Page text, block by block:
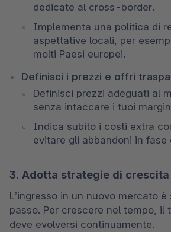
dedicate al cross-border.
Implementa una politica di
aspettative locali, per
molti Paesi europei.
Definisci i prezzi e offri
Definisci prezzi adeguati al
senza intaccare i tuoi
Indica subito i costi extra
evitare gli abbandoni in fase
3. Adotta strategie di
L’ingresso in un nuovo mercato
passo. Per crescere nel tempo, il
deve evolversi continuamente.